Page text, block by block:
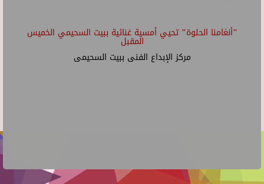
"أنغامنا الحلوة" تحيي أمسية غنائية ببيت السحيمي الخميس
المقبل
مركز الإبداع الفنى ببيت السحيمى